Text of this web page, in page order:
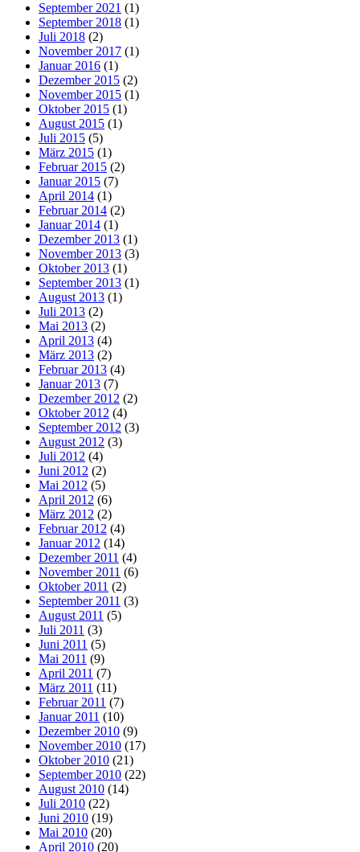
September 2021 (1)
September 2018 (1)
Juli 2018 (2)
November 2017 (1)
Januar 2016 (1)
Dezember 2015 (2)
November 2015 (1)
Oktober 2015 (1)
August 2015 (1)
Juli 2015 (5)
März 2015 (1)
Februar 2015 (2)
Januar 2015 (7)
April 2014 (1)
Februar 2014 (2)
Januar 2014 (1)
Dezember 2013 (1)
November 2013 (3)
Oktober 2013 (1)
September 2013 (1)
August 2013 (1)
Juli 2013 (2)
Mai 2013 (2)
April 2013 (4)
März 2013 (2)
Februar 2013 (4)
Januar 2013 (7)
Dezember 2012 (2)
Oktober 2012 (4)
September 2012 (3)
August 2012 (3)
Juli 2012 (4)
Juni 2012 (2)
Mai 2012 (5)
April 2012 (6)
März 2012 (2)
Februar 2012 (4)
Januar 2012 (14)
Dezember 2011 (4)
November 2011 (6)
Oktober 2011 (2)
September 2011 (3)
August 2011 (5)
Juli 2011 (3)
Juni 2011 (5)
Mai 2011 (9)
April 2011 (7)
März 2011 (11)
Februar 2011 (7)
Januar 2011 (10)
Dezember 2010 (9)
November 2010 (17)
Oktober 2010 (21)
September 2010 (22)
August 2010 (14)
Juli 2010 (22)
Juni 2010 (19)
Mai 2010 (20)
April 2010 (20)